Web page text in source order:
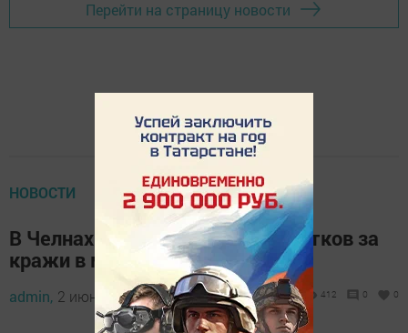
Перейти на страницу новости
НОВОСТИ
В Челнах будут судить 9 подростков за
кражи в магазинах
admin, 2 июнь 2020 - 11:42 412 0 0